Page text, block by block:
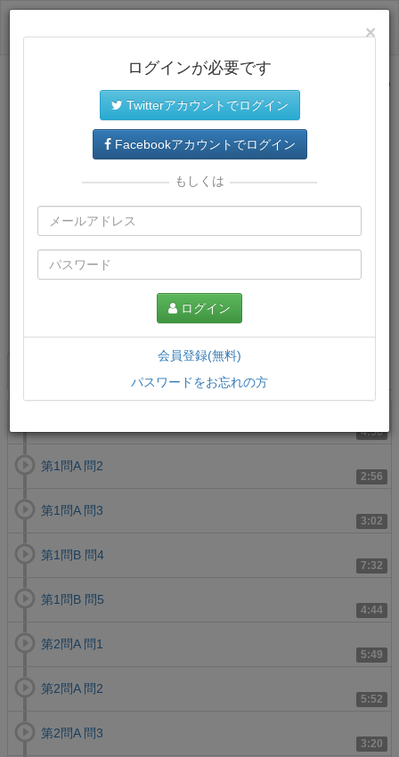
サイトトップに戻る
4:56
2:56
第1問A 問2
3:02
第1問A 問3
7:32
第1問B 問4
4:44
第1問B 問5
5:49
第2問A 問1
5:52
第2問A 問2
3:20
第2問A 問3
×
ログインが必要です
Twitterアカウントでログイン
Facebookアカウントでログイン
もしくは
ログイン
会員登録(無料)
パスワードをお忘れの方